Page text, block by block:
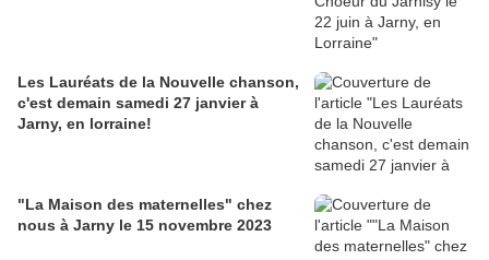
Les Lauréats de la Nouvelle chanson,
c'est demain samedi 27 janvier à
Jarny, en lorraine!
"La Maison des maternelles" chez
nous à Jarny le 15 novembre 2023